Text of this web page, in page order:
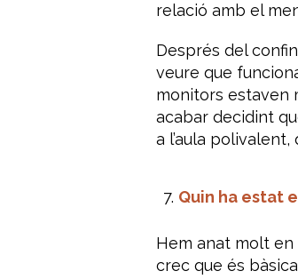
relació amb el
Després del
veure que
monitors estaven
acabar decidint
a l’aula
Quin ha estat
Hem anat molt
crec que és